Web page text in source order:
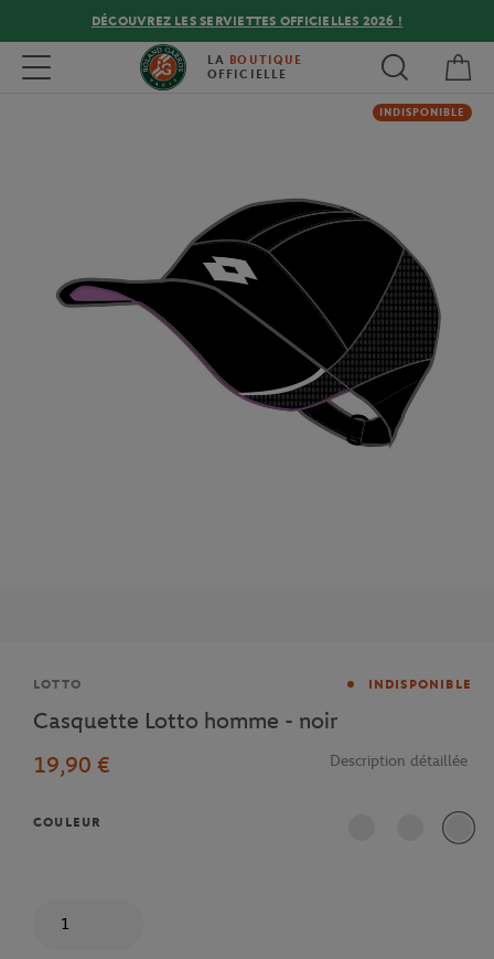
DÉCOUVREZ LES SERVIETTES OFFICIELLES 2026 !
Toggle navigation LA BOUTIQUE
OFFICIELLE
INDISPONIBLE
Marque
LOTTO INDISPONIBLE
Casquette Lotto homme - noir
19,90 €
Description détaillée
COULEUR